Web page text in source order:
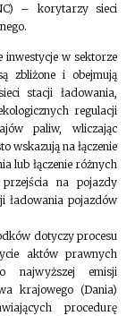
– korytarzy sieci
inwestycje w sektorze
zbliżone i obejmują
stacji ładowania,
regulacji
paliw, wliczając
wskazują na łączenie
lub łączenie różnych
na pojazdy
ładowania pojazdów
dotyczy procesu
aktów prawnych
najwyższej emisji
krajowego (Dania)
procedurę